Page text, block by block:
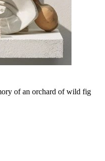
of an orchard of wild fig